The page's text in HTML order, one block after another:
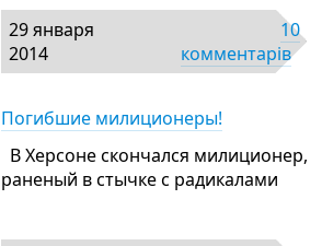
29 января
2014
10
комментарів
Погибшие милиционеры!
В Херсоне скончался милиционер,
раненый в стычке с радикалами